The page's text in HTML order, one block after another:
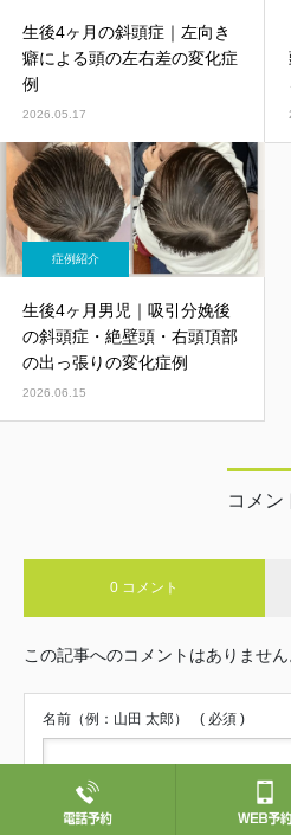
生後4ヶ月の斜頭症｜左向き
癖による頭の左右差の変化症
例
2026.05.17
症例紹介
生後4ヶ月男児｜吸引分娩後
の斜頭症・絶壁頭・右頭頂部
の出っ張りの変化症例
2026.06.15
コメン
0 コメント
この記事へのコメントはありません
名前（例：山田 太郎） ( 必須 )
E-MAIL